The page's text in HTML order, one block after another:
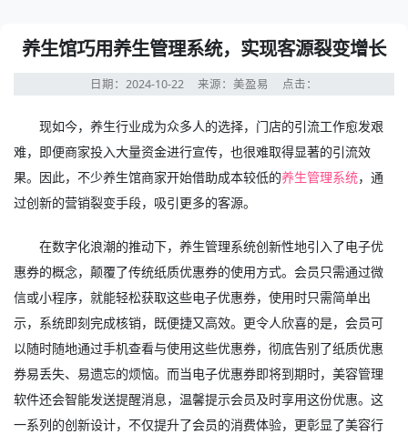
养生馆巧用养生管理系统，实现客源裂变增长
日期：2024-10-22 来源：美盈易 点击：
现如今，养生行业成为众多人的选择，门店的引流工作愈发艰
难，即便商家投入大量资金进行宣传，也很难取得显著的引流效
果。因此，不少养生馆商家开始借助成本较低的养生管理系统，通
过创新的营销裂变手段，吸引更多的客源。
在数字化浪潮的推动下，养生管理系统创新性地引入了电子优
惠券的概念，颠覆了传统纸质优惠券的使用方式。会员只需通过微
信或小程序，就能轻松获取这些电子优惠券，使用时只需简单出
示，系统即刻完成核销，既便捷又高效。更令人欣喜的是，会员可
以随时随地通过手机查看与使用这些优惠券，彻底告别了纸质优惠
券易丢失、易遗忘的烦恼。而当电子优惠券即将到期时，美容管理
软件还会智能发送提醒消息，温馨提示会员及时享用这份优惠。这
一系列的创新设计，不仅提升了会员的消费体验，更彰显了美容行